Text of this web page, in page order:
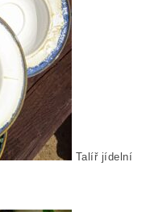
Talíř jídelní